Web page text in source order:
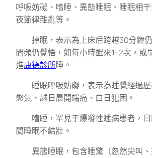
呼吸妨礙、嗜睡、異態睡眠、睡眠相
夜節律雜亂等。
掉眠，表示為上床后跨越30分鐘
間頻仍覺悟，如每小時醒來1~2次，或
進康德診所睡。
睡眠呼吸妨礙，表示為睡覺經過
憋氣，越日晨開端痛、白日犯困。
嗜睡，罕見于爆發性睡病患者，
間睡眠不結壯。
異態睡眠，包含睡驚（忽然尖叫